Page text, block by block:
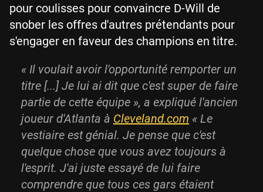
pour coulisses pour convaincre D-Will de
snober les offres d'autres prétendants pour
s'engager en faveur des champions en titre.
« Il voulait avoir l'opportunité remporter un
titre [...] Je lui ai dit que c'est super de faire
partie de cette équipe », a expliqué l'ancien
joueur d'Atlanta à Cleveland.com « Le
vestiaire est génial. Je pense que c'est
quelque chose que vous avez toujours à
l'esprit. J'ai juste essayé de lui faire
comprendre que tous ces gars étaient